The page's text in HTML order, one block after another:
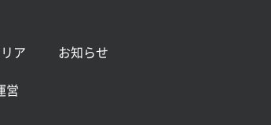
ア
お知らせ
営